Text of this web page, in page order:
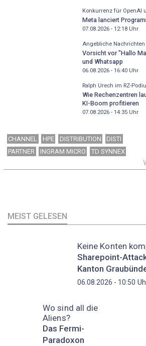
Konkurrenz für OpenAI
Meta lanciert
07.08.2026 - 12:18Uhr
Angebliche
Vorsicht vor "Hallo
und Whatsapp
06.08.2026 - 16:40Uhr
Ralph Urech im RZ-
Wie Rechenzentren
KI-Boom profitieren
07.08.2026 - 14:35Uhr
CHANNEL HPE DISTRIBUTION
DISTI
PARTNER
INGRAM MICRO TD SYNNEX
MEIST GELESEN
Keine Konten
Sharepoint-
Kanton
06.08.2026 - 10:50
Wo sind all die
Aliens?
Das Fermi-
Paradoxon